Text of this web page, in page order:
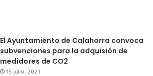
El Ayuntamiento de Calahorra convoca
subvenciones para la adquisión de
medidores de CO2
15 julio, 2021